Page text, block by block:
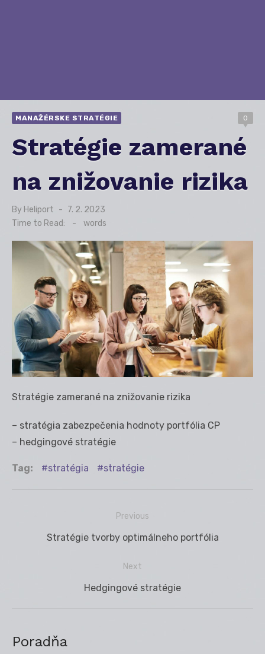
MANAŽÉRSKE STRATÉGIE 0
Stratégie zamerané
na znižovanie rizika
By Heliport
Posted
7. 2. 2023
Time to Read:
- words
Stratégie zamerané na znižovanie rizika
– stratégia zabezpečenia hodnoty portfólia CP
– hedgingové stratégie
Tag: stratégia stratégie
Previous
Previous
Stratégie tvorby optimálneho portfólia
Next
Next
Hedgingové stratégie
Poradňa